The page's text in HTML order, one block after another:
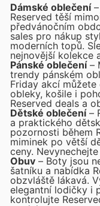
Dámské oblečení–
Reserved těší
předvánočním
sales pro nákup
moderních topů.
nejnovější kolekce
Pánské oblečení–
trendy pánském
Friday akcí
obleky, košile i
Reserved deals a
Dětské oblečení–
a praktického
pozornosti během
miminek po větší
ceny.
Obuv – Boty jsou
šatníku a nabídka
obzvláště lákavá.
elegantní lodičky i
kontrolujte